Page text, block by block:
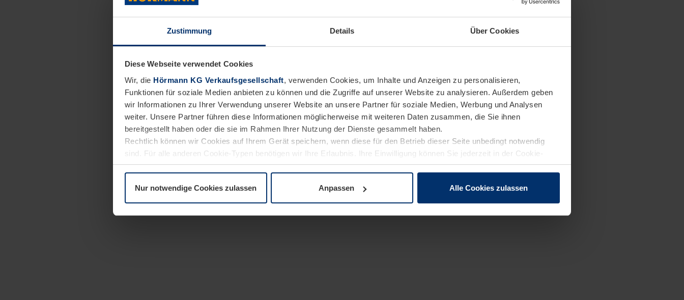
Zustimmung Details Über Cookies
Diese Webseite verwendet Cookies
Wir, die Hörmann KG Verkaufsgesellschaft, verwenden Cookies, um Inhalte und Anzeigen zu personalisieren,
Funktionen für soziale Medien anbieten zu können und die Zugriffe auf unserer Website zu analysieren. Außerdem geben
wir Informationen zu Ihrer Verwendung unserer Website an unsere Partner für soziale Medien, Werbung und Analysen
weiter. Unsere Partner führen diese Informationen möglicherweise mit weiteren Daten zusammen, die Sie ihnen
bereitgestellt haben oder die sie im Rahmen Ihrer Nutzung der Dienste gesammelt haben.
Rechtlich können wir Cookies auf Ihrem Gerät speichern, wenn diese für den Betrieb dieser Seite unbedingt notwendig
sind. Für alle anderen Cookie-Typen benötigen wir Ihre Erlaubnis. Ihre Einwilligung können Sie jederzeit in der Cookie-
Erläuterung auf der SeiteDatenschutzerklärungunserer Website ändern oder widerrufen.
Nur notwendige Cookies zulassen Anpassen Alle Cookies zulassen